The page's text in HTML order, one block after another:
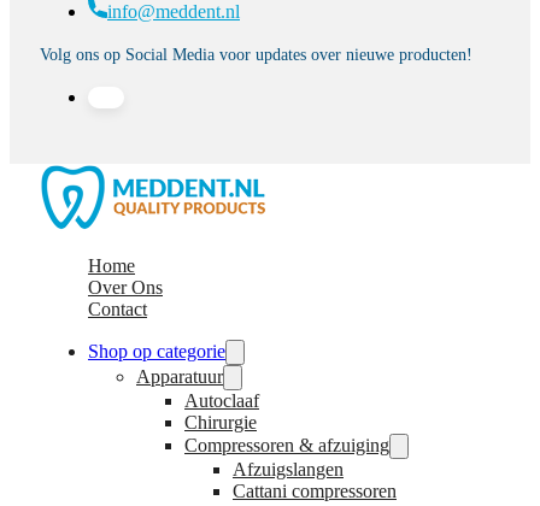
info@meddent.nl
Volg ons op Social Media voor updates over nieuwe producten!
Home
Over Ons
Contact
Shop op categorie
Apparatuur
Autoclaaf
Chirurgie
Compressoren & afzuiging
Afzuigslangen
Cattani compressoren